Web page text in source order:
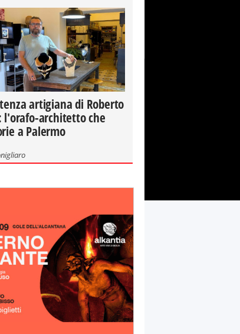
artigiana di Roberto
l'orafo-architetto che
a Palermo